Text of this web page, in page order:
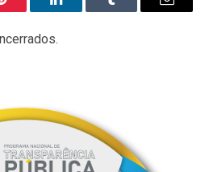
Pinterest LinkedInTumblr
E-